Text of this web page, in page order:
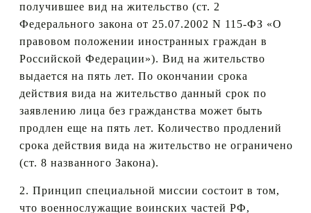
получившее вид на жительство (ст. 2
Федерального закона от 25.07.2002 N 115-ФЗ «О
правовом положении иностранных граждан в
Российской Федерации»). Вид на жительство
выдается на пять лет. По окончании срока
действия вида на жительство данный срок по
заявлению лица без гражданства может быть
продлен еще на пять лет. Количество продлений
срока действия вида на жительство не ограничено
(ст. 8 названного Закона).
2. Принцип специальной миссии состоит в том,
что военнослужащие воинских частей РФ,